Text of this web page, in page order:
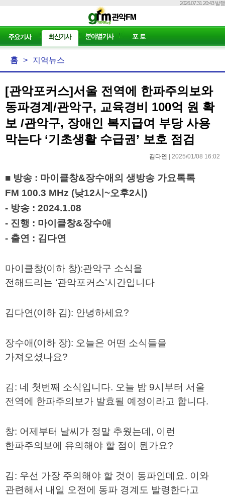
2026.07.31 20:43 발행
홈 > 지역뉴스
[관악포커스]서울 전역에 한파주의보와
동파경계/관악구, 교육경비 100억 원 확
보 /관악구, 장애인 복지급여 부당 사용
막는다 ‘기초생활 수급권’ 보호 점검
김다연 | 2025/01/08 16:02
■ 방송 : 마이클창&장수애의 생방송 가요톡톡
FM 100.3 MHz (낮12시 ~오후2시 )
- 방송 : 2024.1.08
- 진행 : 마이클창&장수애
- 출연 : 김다연
마이클창(이하 창):관악구 소식을
전해드리는 ‘관악포커스’시간입니다
김다연 (이하 김): 안녕하세요?
장수애 (이하 장): 오늘은 어떤 소식들을
가져오셨나요?
김: 네 첫번째 소식입니다. 오늘 밤 9시부터 서울
전역에 한파주의보가 발효될 예정이라고 합니다.
창: 어제부터 날씨가 정말 추웠는데 , 이런
한파주의보에 유의해야 할 점이 뭔가요?
김: 우선 가장 주의해야 할 것이 동파인데요. 이와
관련해서 내일 오전에 동파 경계도 발령한다고